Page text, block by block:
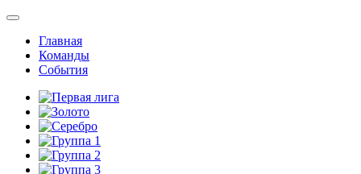
Главная
Команды
События